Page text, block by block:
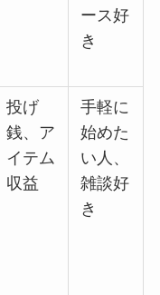
ース好
き
投げ
銭、ア
イテム
収益
手軽に
始めた
い人、
雑談好
き